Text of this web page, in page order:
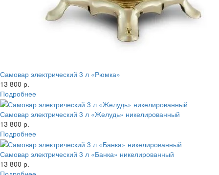
Самовар электрический 3 л «Рюмка»
13 800 р.
Подробнее
Самовар электрический 3 л «Желудь» никелированный
13 800 р.
Подробнее
Самовар электрический 3 л «Банка» никелированный
13 800 р.